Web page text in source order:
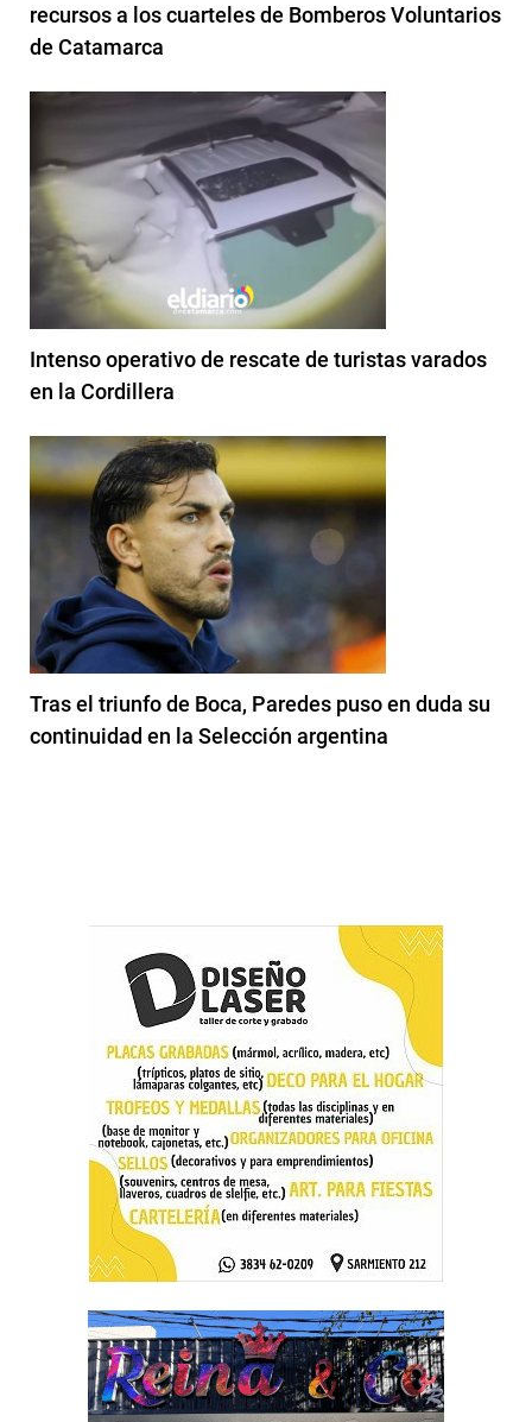
recursos a los cuarteles de Bomberos Voluntarios
de Catamarca
Intenso operativo de rescate de turistas varados
en la Cordillera
Tras el triunfo de Boca, Paredes puso en duda su
continuidad en la Selección argentina